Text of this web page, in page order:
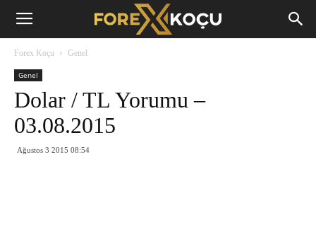
Forex
Forex Koçu Genel
Genel
Dolar / TL Yorumu –
03.08.2015
Ağustos 3 2015 08:54